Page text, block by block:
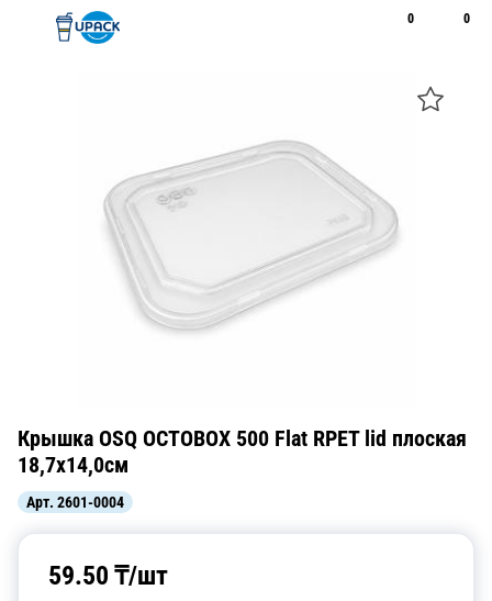
0 0
Крышка OSQ OCTOBOX 500 Flat RPET lid плоская
18,7х14,0см
Арт. 2601-0004
59.50 ₸/шт